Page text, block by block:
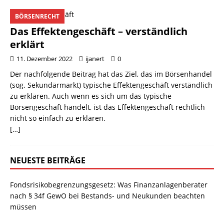
BÖRSENRECHT
Das Effektengeschäft – verständlich
erklärt
11. Dezember 2022 ijanert 0
Der nachfolgende Beitrag hat das Ziel, das im Börsenhandel
(sog. Sekundärmarkt) typische Effektengeschäft verständlich
zu erklären. Auch wenn es sich um das typische
Börsengeschäft handelt, ist das Effektengeschäft rechtlich
nicht so einfach zu erklären.
[…]
NEUESTE BEITRÄGE
Fondsrisikobegrenzungsgesetz: Was Finanzanlagenberater
nach § 34f GewO bei Bestands- und Neukunden beachten
müssen